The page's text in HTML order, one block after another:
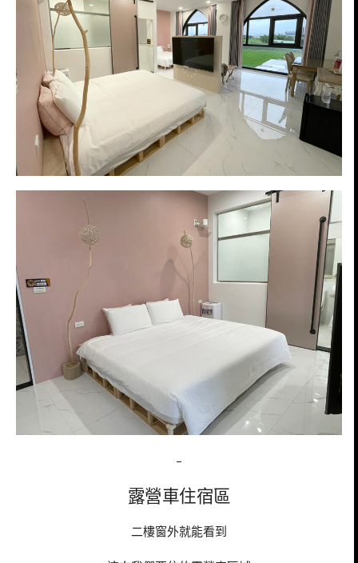
–
露營車住宿區
二樓窗外就能看到